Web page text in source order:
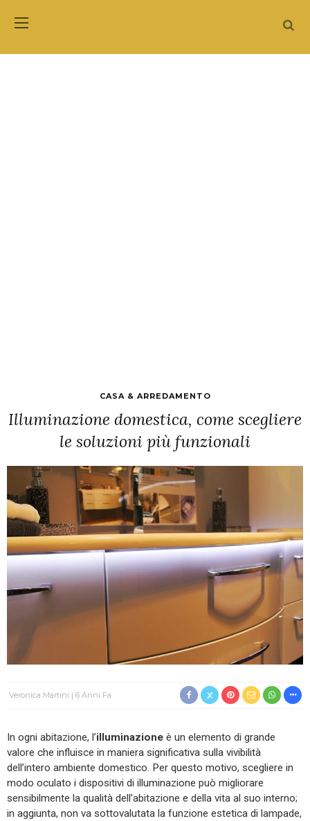
CASA & ARREDAMENTO
Illuminazione domestica, come scegliere
le soluzioni più funzionali
Veronica Martini 6 Anni Fa
In ogni abitazione, l’illuminazione è un elemento di grande
valore che influisce in maniera significativa sulla vivibilità
dell’intero ambiente domestico. Per questo motivo, scegliere in
modo oculato i dispositivi di illuminazione può migliorare
sensibilmente la qualità dell’abitazione e della vita al suo interno;
in aggiunta, non va sottovalutata la funzione estetica di lampade,